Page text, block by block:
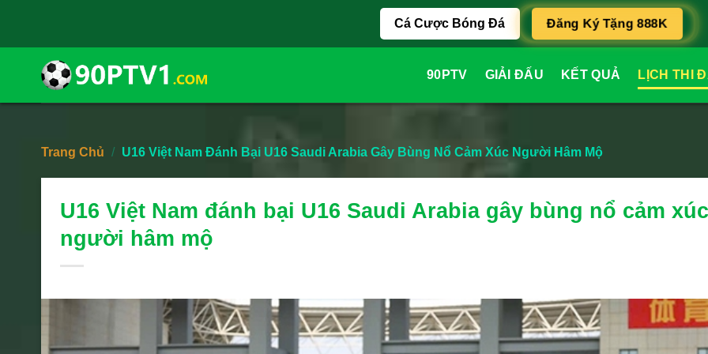
content
Cá Cược Bóng Đá Đăng Ký Tặng 888K
90PTV GIẢI ĐẤU KẾT QUẢ LỊCH THI
Trang Chủ / U16 Việt Nam Đánh Bại U16 Saudi Arabia Gây Bùng Nổ Cảm Xúc Người Hâm Mộ
U16 Việt Nam đánh bại U16 Saudi Arabia gây bùng nổ cảm xúc
người hâm mộ